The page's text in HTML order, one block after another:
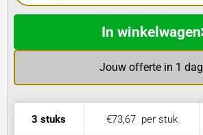
Jouw offerte in 1 dag
In winkelwagen
3 stuks €73,67per stuk